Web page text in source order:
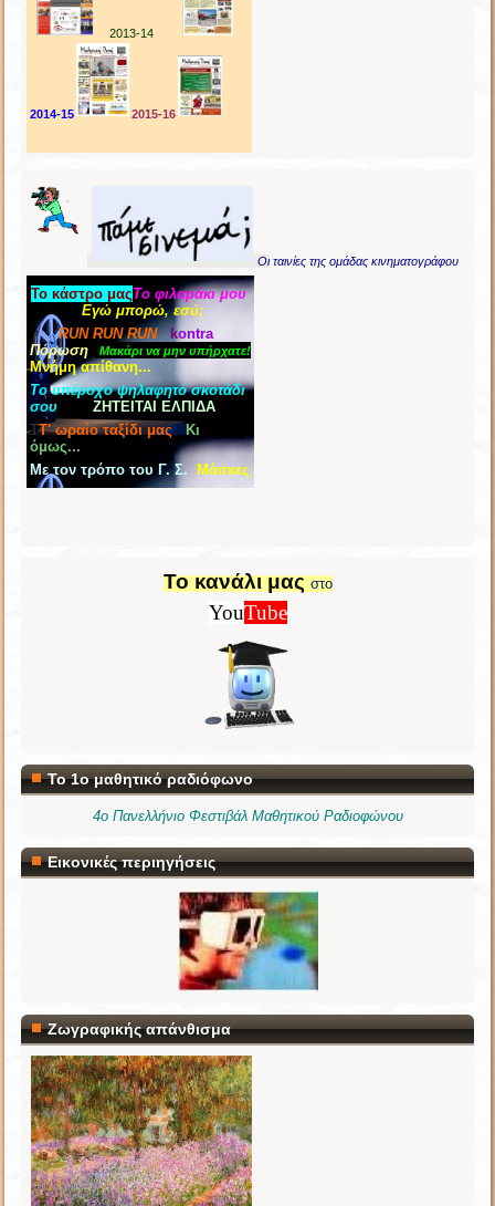
2013-14
2014-15 2015-16
Οιταινίες της ομάδας κινηματογράφου
Το κάστρο μαςΤο φιλαράκι μου
Εγώ μπορώ, εσύ;
RUN RUN RUN
kontra
Πόρωση
Μακάρι να μην υπήρχατε!
Μνήμη απίθανη...
Το υπέροχο ψηλαφητό σκοτάδι
σου
ΖΗΤΕΙΤΑΙ ΕΛΠΙΔΑ
ΤΤ' ωραίο ταξίδι μας
Κι
όμως...
Με τον τρόπο του Γ. Σ.
Μάσκες
Τοκανάλιμαςστο
YouTube
Το 1ο μαθητικό ραδιόφωνο
4ο Πανελλήνιο Φεστιβάλ Μαθητικού Ραδιοφώνου
Εικονικές περιηγήσεις
Ζωγραφικής απάνθισμα